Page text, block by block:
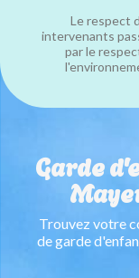
Le respect
intervenants
par le
Garde
Trouvez votre
de garde